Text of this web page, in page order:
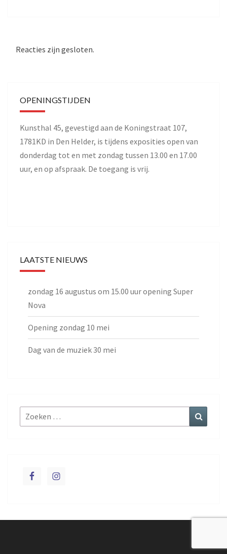
Reacties zijn gesloten.
OPENINGSTIJDEN
Kunsthal 45, gevestigd aan de Koningstraat 107,
1781KD in Den Helder, is tijdens exposities open van
donderdag tot en met zondag tussen 13.00 en 17.00
uur, en op afspraak. De toegang is vrij.
LAATSTE NIEUWS
zondag 16 augustus om 15.00 uur opening Super
Nova
Opening zondag 10 mei
Dag van de muziek 30 mei
Zoeken
naar: